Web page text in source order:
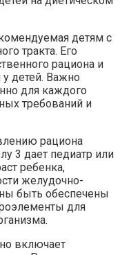
детям с
тракта. Его
рациона и
детей. Важно
для каждого
требований и
рациона
3 дает педиатр или
ребенка,
желудочно-
быть обеспечены
для
включает